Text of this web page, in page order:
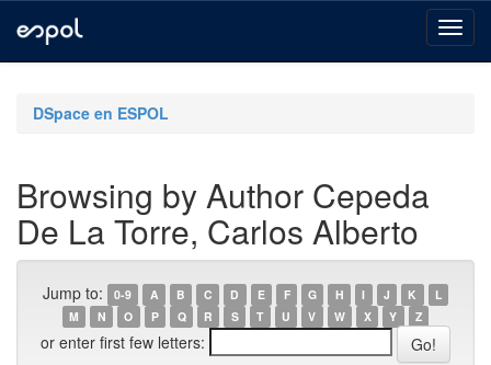
navigationDSpace en ESPOL
Browsing by Author Cepeda
De La Torre, Carlos Alberto
Jump to: 0-9 A B C D E F G H I J K
L
M
N O P Q R S T U V W X Y Z
or enter first few letters: